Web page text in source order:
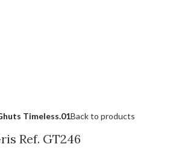
Timeless.01Back to products
Ref. GT246